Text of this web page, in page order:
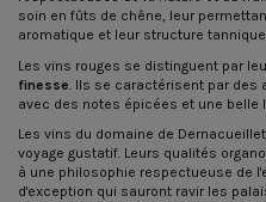
soin en fûts de chêne, leur
aromatique et leur structure
Les vins rouges se distinguent par
finesse . Ils se caractérisent par
avec des notes épicées et une belle
Les vins du domaine de
voyage gustatif. Leurs qualités
à une philosophie respectueuse de
d'exception qui sauront ravir les